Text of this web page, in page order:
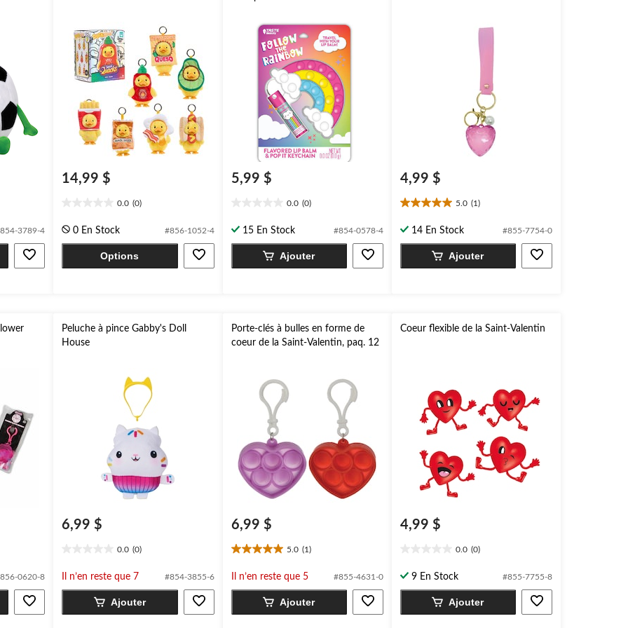
3789-4
14,99 $
0.0 (0)
sur0 En Stock #856-1052-4
Options
5,99 $
0.0 (0)
sur15 En Stock #854-0578-4
Ajouter
4,99 $
5.0 (1)
5.0
sur14 En Stock #855-7754-0
Ajouter
0620-8
Peluche à pince Gabby's Doll
House
6,99 $
0.0 (0)
sur
Il n’en reste que 7 #854-3855-6
Ajouter
Porte-clés à bulles en forme de
coeur de la Saint-Valentin, paq. 12
6,99 $
5.0 (1)
5.0
sur
Il n’en reste que 5 #855-4631-0
Ajouter
Coeur flexible de la Saint-Valentin
4,99 $
0.0 (0)
sur9 En Stock #855-7755-8
Ajouter